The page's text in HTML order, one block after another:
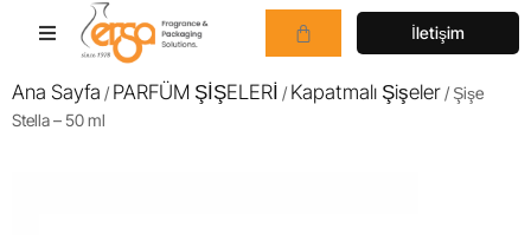
İletişim
Ana Sayfa /PARFÜM ŞİŞELERİ /Kapatmalı Şişeler/ Şişe
Stella – 50 ml